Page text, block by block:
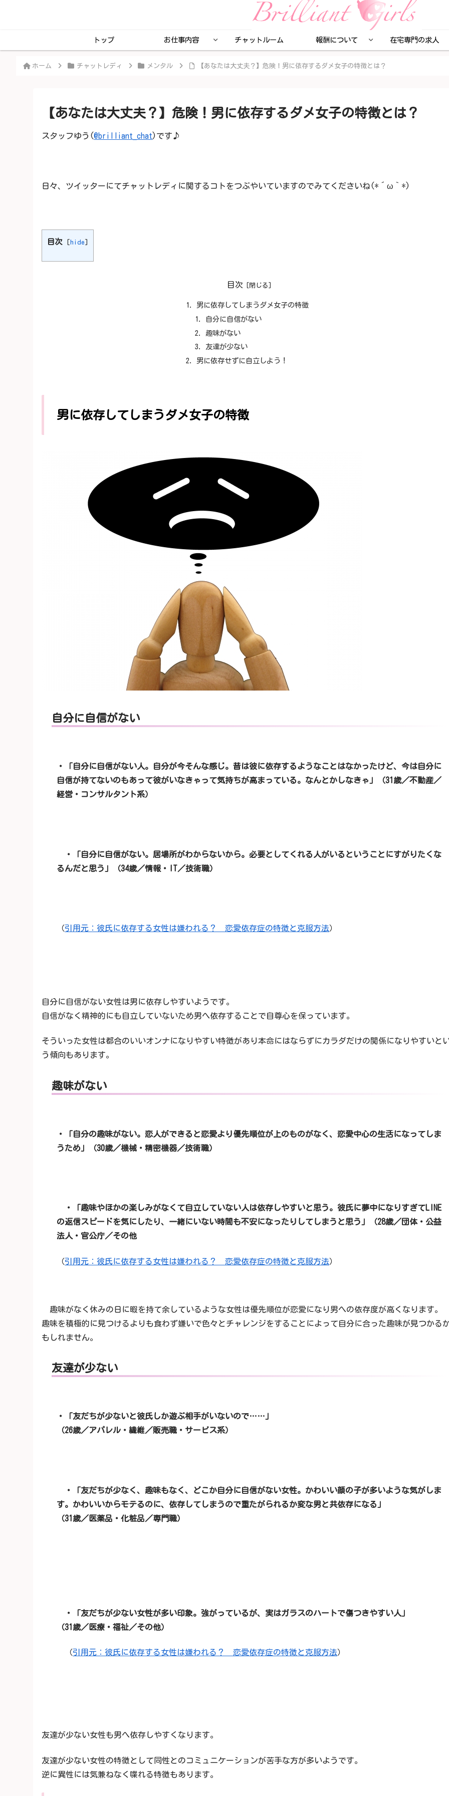
トップ お仕事内容 チャットルーム 報酬について 在宅専門の求人
ホーム チャットレディ メンタル 【あなたは大丈夫？】危険！男に依存するダメ女子の特徴とは？
【あなたは大丈夫？】危険！男に依存するダメ女子の特徴とは？
スタッフゆう(@brilliant_chat)です♪
日々、ツイッターにてチャットレディに関するコトをつぶやいていますのでみてくださいね(*´ω｀*)
目次 [ hide ]
目次
男に依存してしまうダメ女子の特徴
自分に自信がない
趣味がない
友達が少ない
男に依存せずに自立しよう！
男に依存してしまうダメ女子の特徴
自分に自信がない
・「自分に自信がない人。自分が今そんな感じ。昔は彼に依存するようなことはなかったけど、今は自分に
自信が持てないのもあって彼がいなきゃって気持ちが高まっている。なんとかしなきゃ」（31歳／不動産／
経営・コンサルタント系）
・「自分に自信がない。居場所がわからないから。必要としてくれる人がいるということにすがりたくな
るんだと思う」（34歳／情報・IT／技術職）
（引用元：彼氏に依存する女性は嫌われる？ 恋愛依存症の特徴と克服方法）
自分に自信がない女性は男に依存しやすいようです。
自信がなく精神的にも自立していないため男へ依存することで自尊心を保っています。
そういった女性は都合のいいオンナになりやすい特徴があり本命にはならずにカラダだけの関係になりやすいと
う傾向もあります。
趣味がない
・「自分の趣味がない。恋人ができると恋愛より優先順位が上のものがなく、恋愛中心の生活になってしま
うため」（30歳／機械・精密機器／技術職）
・「趣味やほかの楽しみがなくて自立していない人は依存しやすいと思う。彼氏に夢中になりすぎてLINE
の返信スピードを気にしたり、一緒にいない時間も不安になったりしてしまうと思う」（28歳／団体・公益
法人・官公庁／その他
（引用元：彼氏に依存する女性は嫌われる？ 恋愛依存症の特徴と克服方法）
趣味がなく休みの日に暇を持て余しているような女性は優先順位が恋愛になり男への依存度が高くなります。
趣味を積極的に見つけるよりも食わず嫌いで色々とチャレンジをすることによって自分に合った趣味が見つかる
もしれません。
友達が少ない
・「友だちが少ないと彼氏しか遊ぶ相手がいないので……」
（26歳／アパレル・繊維／販売職・サービス系）
・「友だちが少なく、趣味もなく、どこか自分に自信がない女性。かわいい顔の子が多いような気がしま
す。かわいいからモテるのに、依存してしまうので重たがられるか変な男と共依存になる」
（31歳／医薬品・化粧品／専門職）
・「友だちが少ない女性が多い印象。強がっているが、実はガラスのハートで傷つきやすい人」
（31歳／医療・福祉／その他）
（引用元：彼氏に依存する女性は嫌われる？ 恋愛依存症の特徴と克服方法）
友達が少ない女性も男へ依存しやすくなります。
友達が少ない女性の特徴として同性とのコミュニケーションが苦手な方が多いようです。
逆に異性には気兼ねなく喋れる特徴もあります。